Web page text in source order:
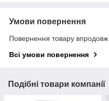
Умови повернення
Повернення товару впродовж
Всі умови повернення
Подібні товари компанії